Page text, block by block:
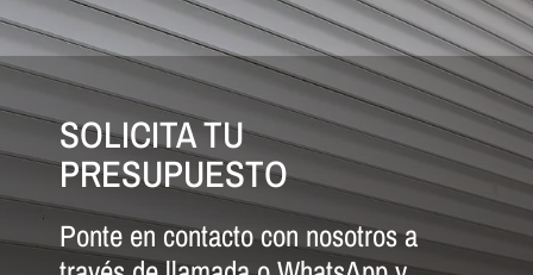
SOLICITA TU
PRESUPUESTO
Ponte en contacto con nosotros a